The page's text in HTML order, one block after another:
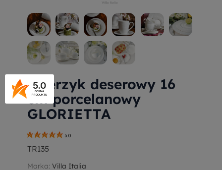
Talerzyk deserowy 16
cm porcelanowy
GLORIETTA
5.0
TR135
Marka: Villa Italia
5.0
OCENA
PRODUKTU